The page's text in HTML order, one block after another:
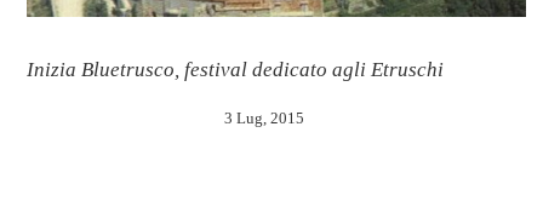
Inizia Bluetrusco, festival dedicato agli Etruschi
3 Lug, 2015